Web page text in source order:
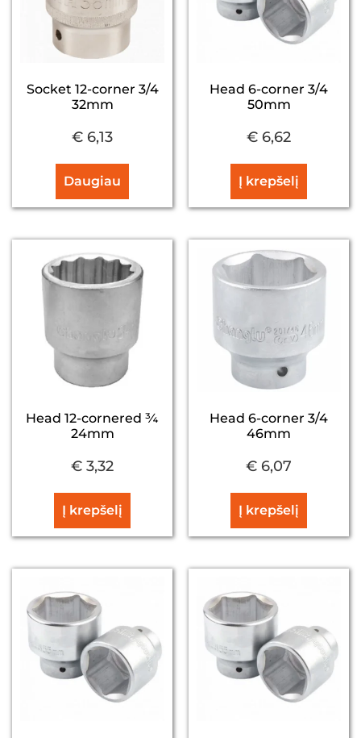
Socket 12-corner 3/4
32mm
€ 6,13
Daugiau
Head 6-corner 3/4
50mm
€ 6,62
Į krepšelį
Head 12-cornered ¾
24mm
€ 3,32
Į krepšelį
Head 6-corner 3/4
46mm
€ 6,07
Į krepšelį